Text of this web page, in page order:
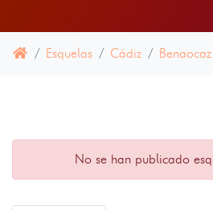
Esquelas Cádiz Benaocaz
No se han publicado